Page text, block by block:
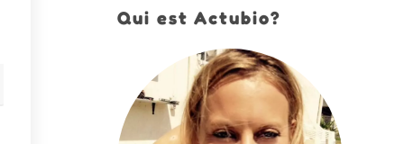
Qui est Actubio?